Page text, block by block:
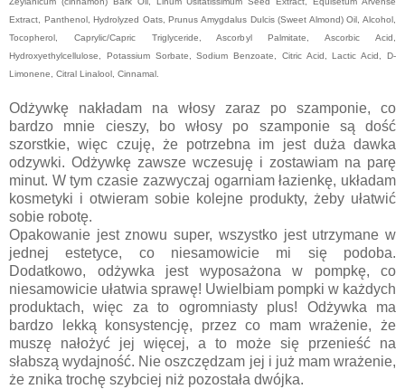
Extract, Panthenol, Hydrolyzed Oats, Prunus Amygdalus Dulcis (Sweet Almond) Oil, Alcohol,
Tocopherol, Caprylic/Capric Triglyceride, Ascorbyl Palmitate, Ascorbic Acid,
Hydroxyethylcellulose, Potassium Sorbate, Sodium Benzoate, Citric Acid, Lactic Acid, D-
Limonene, Citral Linalool, Cinnamal.
Odżywkę nakładam na włosy zaraz po szamponie, co
bardzo mnie cieszy, bo włosy po szamponie są dość
szorstkie, więc czuję, że potrzebna im jest duża dawka
odzywki. Odżywkę zawsze wczesuję i zostawiam na parę
minut. W tym czasie zazwyczaj ogarniam łazienkę, układam
kosmetyki i otwieram sobie kolejne produkty, żeby ułatwić
sobie robotę.
Opakowanie jest znowu super, wszystko jest utrzymane w
jednej estetyce, co niesamowicie mi się podoba.
Dodatkowo, odżywka jest wyposażona w pompkę, co
niesamowicie ułatwia sprawę! Uwielbiam pompki w każdych
produktach, więc za to ogromniasty plus! Odżywka ma
bardzo lekką konsystencję, przez co mam wrażenie, że
muszę nałożyć jej więcej, a to może się przenieść na
słabszą wydajność. Nie oszczędzam jej i już mam wrażenie,
że znika trochę szybciej niż pozostała dwójka.